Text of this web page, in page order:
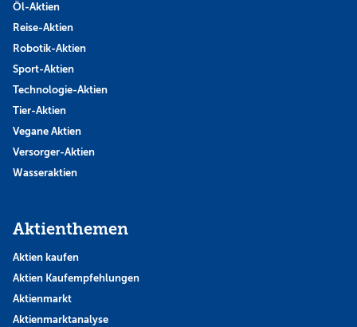
Öl-Aktien
Reise-Aktien
Robotik-Aktien
Sport-Aktien
Technologie-Aktien
Tier-Aktien
Vegane Aktien
Versorger-Aktien
Wasseraktien
Aktienthemen
Aktien kaufen
Aktien Kaufempfehlungen
Aktienmarkt
Aktienmarktanalyse